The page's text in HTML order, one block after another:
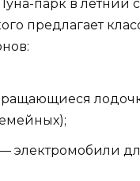
парк в летний
предлагает
электромобили